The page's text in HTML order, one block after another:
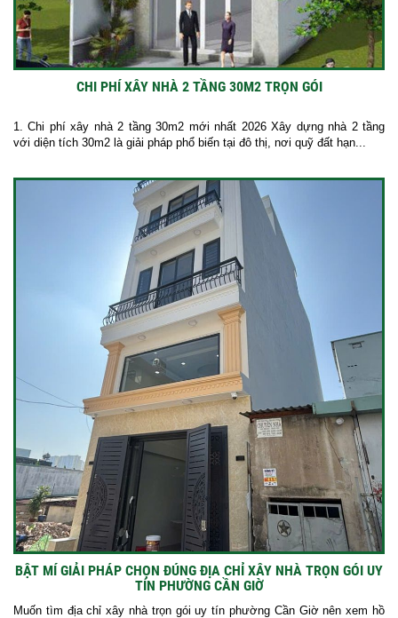
CHI PHÍ XÂY NHÀ 2 TẦNG 30M2 TRỌN GÓI
1. Chi phí xây nhà 2 tầng 30m2 mới nhất 2026 Xây dựng nhà 2 tầng
với diện tích 30m2 là giải pháp phổ biến tại đô thị, nơi quỹ đất hạn...
BẬT MÍ GIẢI PHÁP CHỌN ĐÚNG ĐỊA CHỈ XÂY NHÀ TRỌN GÓI UY
TÍN PHƯỜNG CẦN GIỜ
Muốn tìm địa chỉ xây nhà trọn gói uy tín phường Cần Giờ nên xem hồ